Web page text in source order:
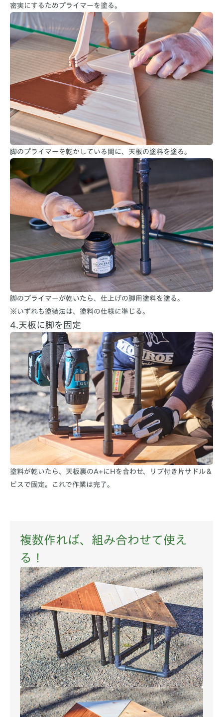
密実にするためプライマーを塗る。
脚のプライマーを乾かしている間に、天板の塗料を塗る。
脚のプライマーが乾いたら、仕上げの脚用塗料を塗る。
※いずれも塗装法は、塗料の仕様に準じる。
4.天板に脚を固定
塗料が乾いたら、天板裏のA+にHを合わせ、リブ付き片サドル＆
ビスで固定。これで作業は完了。
複数作れば、組み合わせて使え
る！